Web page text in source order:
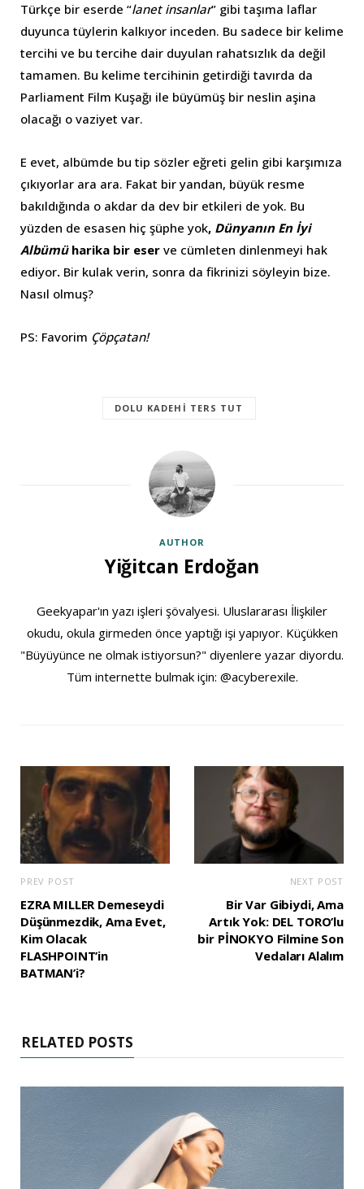
Türkçe bir eserde “lanet insanlar” gibi taşıma laflar
duyunca tüylerin kalkıyor inceden. Bu sadece bir kelime
tercihi ve bu tercihe dair duyulan rahatsızlık da değil
tamamen. Bu kelime tercihinin getirdiği tavırda da
Parliament Film Kuşağı ile büyümüş bir neslin aşina
olacağı o vaziyet var.
E evet, albümde bu tip sözler eğreti gelin gibi karşımıza
çıkıyorlar ara ara. Fakat bir yandan, büyük resme
bakıldığında o akdar da dev bir etkileri de yok. Bu
yüzden de esasen hiç şüphe yok, Dünyanın En İyi
Albümüharika bir eser ve cümleten dinlenmeyi hak
ediyor. Bir kulak verin, sonra da fikrinizi söyleyin bize.
Nasıl olmuş?
PS: Favorim Çöpçatan!
DOLU KADEHI TERS TUT
AUTHOR
Yiğitcan Erdoğan
Geekyapar'ın yazı işleri şövalyesi. Uluslararası İlişkiler
okudu, okula girmeden önce yaptığı işi yapıyor. Küçükken
"Büyüyünce ne olmak istiyorsun?" diyenlere yazar diyordu.
Tüm internette bulmak için: @acyberexile.
PREV POST
EZRA MILLER Demeseydi
Düşünmezdik, Ama Evet,
Kim Olacak
FLASHPOINT’in
BATMAN’i?
NEXT POST
Bir Var Gibiydi, Ama
Artık Yok: DEL TORO’lu
bir PİNOKYO Filmine Son
Vedaları Alalım
RELATED POSTS